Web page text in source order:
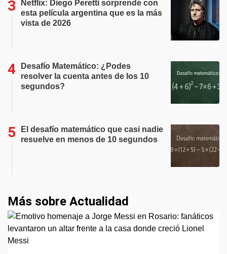
Netflix: Diego Peretti sorprende con
esta película argentina que es la más
vista de 2026
Desafío Matemático: ¿Podes
resolver la cuenta antes de los 10
segundos?
El desafío matemático que casi nadie
resuelve en menos de 10 segundos
Más sobre Actualidad